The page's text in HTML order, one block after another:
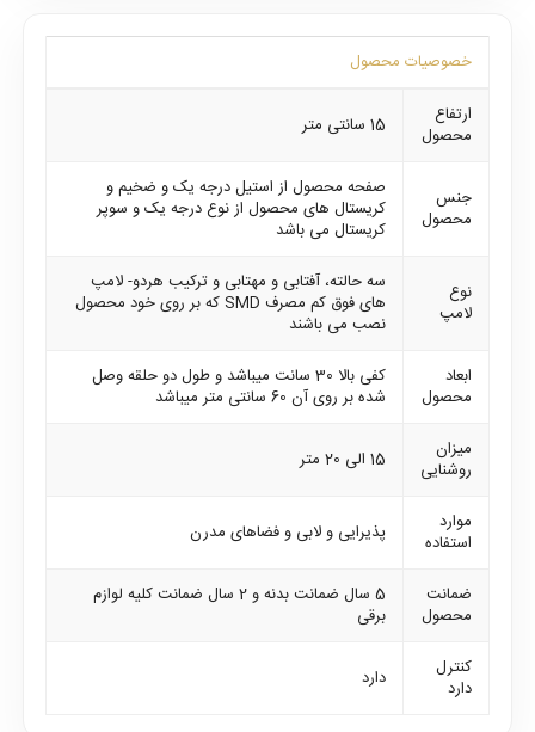
خصوصیات محصول
ارتفاع
محصول
15 سانتی متر
جنس
محصول
صفحه محصول از استیل درجه یک و ضخیم و
کریستال های محصول از نوع درجه یک و سوپر
کریستال می باشد
نوع
لامپ
سه حالته، آفتابی و مهتابی و ترکیب هردو- لامپ
های فوق کم مصرف SMD که بر روی خود محصول
نصب می باشند
ابعاد
محصول
کفی بالا 30 سانت میباشد و طول دو حلقه وصل
شده بر روی آن 60 سانتی متر میباشد
میزان
روشنایی
15 الی 20 متر
موارد
استفاده
پذیرایی و لابی و فضاهای مدرن
ضمانت
محصول
5 سال ضمانت بدنه و 2 سال ضمانت کلیه لوازم
برقی
کنترل
دارد
دارد